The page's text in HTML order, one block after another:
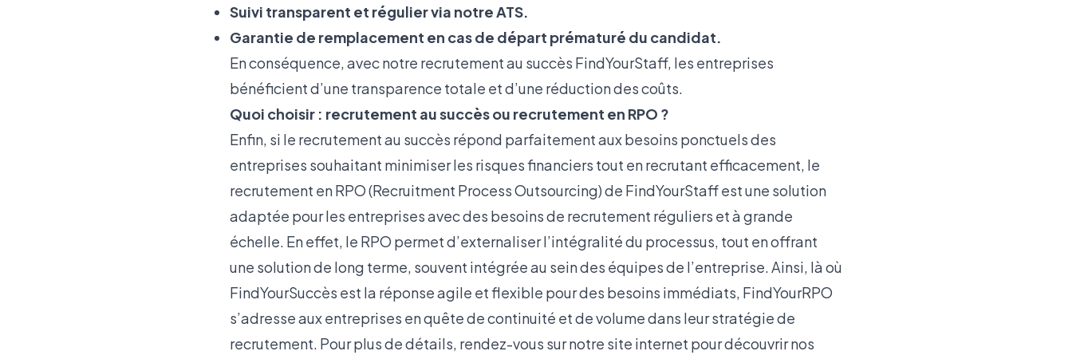
Suivi transparent et régulier via notre ATS.
Garantie de remplacement en cas de départ prématuré du candidat.
En conséquence, avec notre recrutement au succès FindYourStaff, les entreprises
bénéficient d’une transparence totale et d’une réduction des coûts.
Quoi choisir : recrutement au succès ou recrutement en RPO ?
Enfin, si le recrutement au succès répond parfaitement aux besoins ponctuels des
entreprises souhaitant minimiser les risques financiers tout en recrutant efficacement, le
recrutement en RPO (Recruitment Process Outsourcing) de FindYourStaff est une solution
adaptée pour les entreprises avec des besoins de recrutement réguliers et à grande
échelle. En effet, le RPO permet d’externaliser l’intégralité du processus, tout en offrant
une solution de long terme, souvent intégrée au sein des équipes de l’entreprise. Ainsi, là où
FindYourSuccès est la réponse agile et flexible pour des besoins immédiats, FindYourRPO
s’adresse aux entreprises en quête de continuité et de volume dans leur stratégie de
recrutement. Pour plus de détails, rendez-vous sur notre site internet pourdécouvrir nos